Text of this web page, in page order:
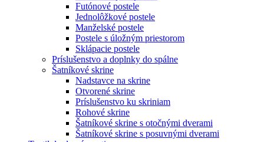
Futónové postele
Jednolôžkové postele
Manželské postele
Postele s úložným priestorom
Sklápacie postele
Príslušenstvo a doplnky do spálne
Šatníkové skrine
Nadstavce na skrine
Otvorené skrine
Príslušenstvo ku skriniam
Rohové skrine
Šatníkové skrine s otočnými dverami
Šatníkové skrine s posuvnými dverami